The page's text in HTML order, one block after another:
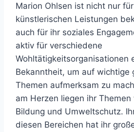
Marion Ohlsen ist nicht nur
künstlerischen Leistungen
auch für ihr soziales
aktiv für verschiedene
Wohltätigkeitsorganisationen
Bekanntheit, um auf wichtige
Themen aufmerksam zu
am Herzen liegen ihr
Bildung und Umweltschutz.
diesen Bereichen hat ihr